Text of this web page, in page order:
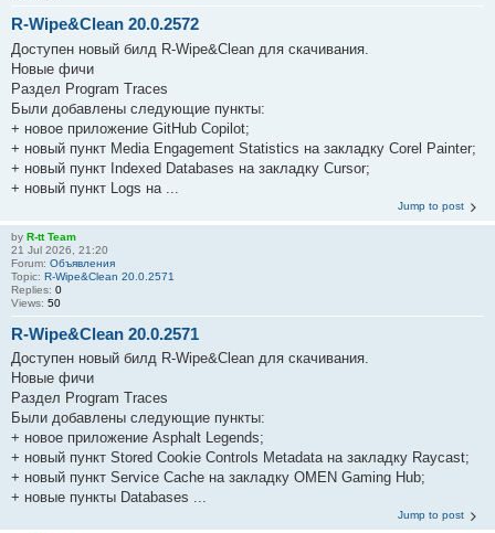
R-Wipe&Clean 20.0.2572
Доступен новый билд R-Wipe&Clean для скачивания.
Новые фичи
Раздел Program Traces
Были добавлены следующие пункты:
+ новое приложение GitHub Copilot;
+ новый пункт Media Engagement Statistics на закладку Corel Painter;
+ новый пункт Indexed Databases на закладку Cursor;
+ новый пункт Logs на ...
Jump to post
by R-tt Team
21 Jul 2026, 21:20
Forum: Объявления
Topic: R-Wipe&Clean 20.0.2571
Replies: 0
Views: 50
R-Wipe&Clean 20.0.2571
Доступен новый билд R-Wipe&Clean для скачивания.
Новые фичи
Раздел Program Traces
Были добавлены следующие пункты:
+ новое приложение Asphalt Legends;
+ новый пункт Stored Cookie Controls Metadata на закладку Raycast;
+ новый пункт Service Cache на закладку OMEN Gaming Hub;
+ новые пункты Databases ...
Jump to post